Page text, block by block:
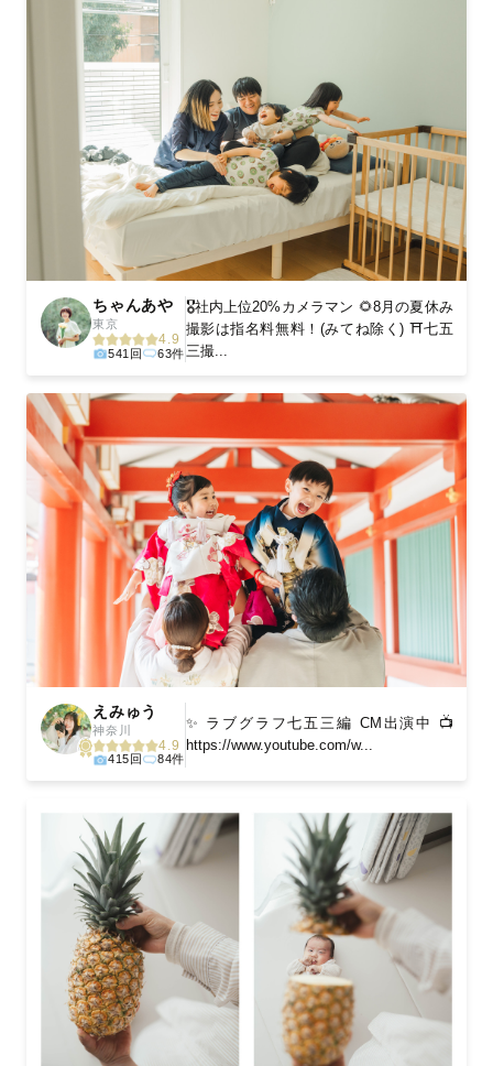
ちゃんあや
東京
4.9
541回 63件
🎖️社内上位20%カメラマン 🌻8月の夏休み
撮影は指名料無料！(みてね除く) ⛩️七五
三撮...
えみゅう
神奈川
4.9
415回 84件
✨ ラブグラフ七五三編 CM出演中 📺
https://www.youtube.com/w...